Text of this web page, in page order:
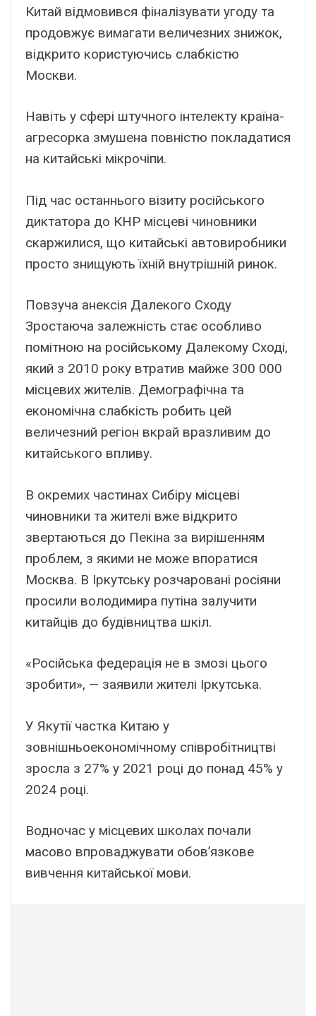
Китай відмовився фіналізувати угоду та
продовжує вимагати величезних знижок,
відкрито користуючись слабкістю
Москви.
Навіть у сфері штучного інтелекту країна-
агресорка змушена повністю покладатися
на китайські мікрочіпи.
Під час останнього візиту російського
диктатора до КНР місцеві чиновники
скаржилися, що китайські автовиробники
просто знищують їхній внутрішній ринок.
Повзуча анексія Далекого Сходу
Зростаюча залежність стає особливо
помітною на російському Далекому Сході,
який з 2010 року втратив майже 300 000
місцевих жителів. Демографічна та
економічна слабкість робить цей
величезний регіон вкрай вразливим до
китайського впливу.
В окремих частинах Сибіру місцеві
чиновники та жителі вже відкрито
звертаються до Пекіна за вирішенням
проблем, з якими не може впоратися
Москва. В Іркутську розчаровані росіяни
просили володимира путіна залучити
китайців до будівництва шкіл.
«Російська федерація не в змозі цього
зробити», — заявили жителі Іркутська.
У Якутії частка Китаю у
зовнішньоекономічному співробітництві
зросла з 27% у 2021 році до понад 45% у
2024 році.
Водночас у місцевих школах почали
масово впроваджувати обов’язкове
вивчення китайської мови.